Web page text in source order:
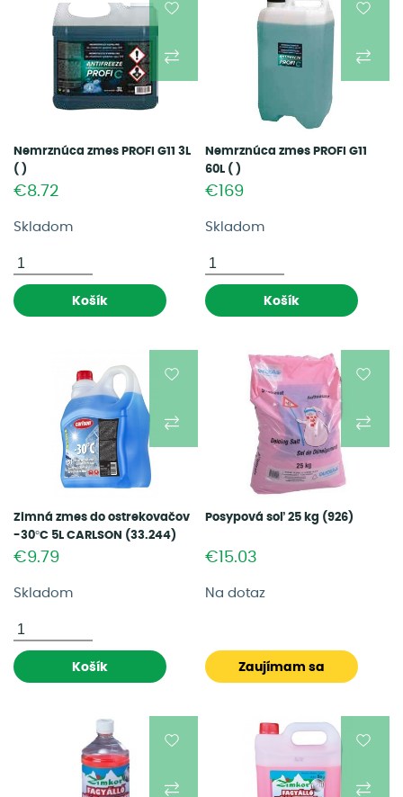
Nemrznúca zmes PROFI G11 3L
( )
€8.72
Skladom
Košík
Nemrznúca zmes PROFI G11
60L ( )
€169
Skladom
Košík
Zimná zmes do ostrekovačov
-30°C 5L CARLSON (33.244)
€9.79
Skladom
Košík
Posypová soľ 25 kg (926)
€15.03
Na dotaz
Zaujímam sa